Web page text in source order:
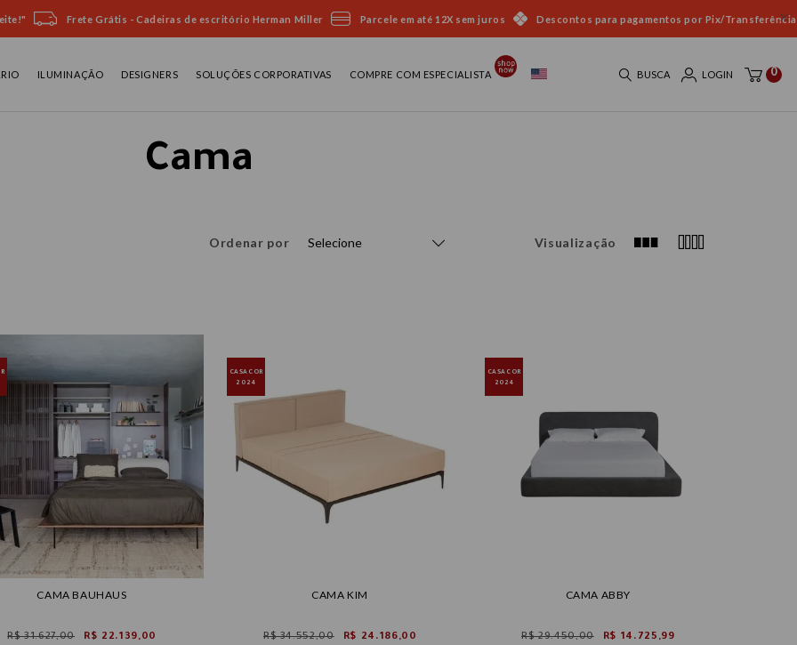
Frete Grátis - Cadeiras de escritório Herman Miller Parcele em até 12X sem juros Descontos para pagamentos por Pix/Transferência
ILUMINAÇÃO DESIGNERS SOLUÇÕES CORPORATIVAS COMPRE COM ESPECIALISTA BUSCA LOGIN 0
Cama
Ordenar por Selecione Visualização
CAMA BAUHAUS
R$ 31.627,00 R$ 22.139,00
CAMA KIM
R$ 34.552,00 R$ 24.186,00
CASACOR
2024
CAMA ABBY
R$ 29.450,00 R$ 14.725,99
CASACOR
2024